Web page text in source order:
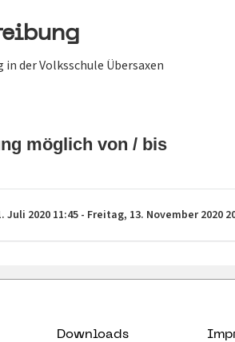
der Volksschule Übersaxen
möglich von / bis
Juli 2020 11:45 - Freitag, 13. November 2020
Downloads